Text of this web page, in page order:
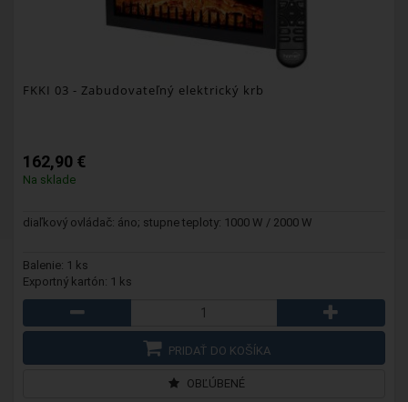
FKKI 03 - Zabudovateľný elektrický krb
162,90 €
Na sklade
diaľkový ovládač: áno; stupne teploty: 1000 W / 2000 W
Balenie: 1 ks
Exportný kartón: 1 ks
PRIDAŤ DO KOŠÍKA
OBĽÚBENÉ